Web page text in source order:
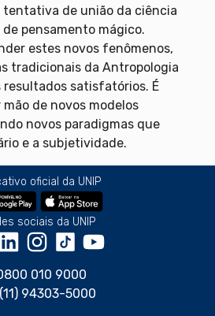
de união da ciência
pensamento mágico.
estes novos fenômenos,
tradicionais da Antropologia
resultados satisfatórios. É
de novos modelos
novos paradigmas que
e a subjetividade.
oficial da UNIP
sociais da UNIP
010 9000
(11) 94303-5000